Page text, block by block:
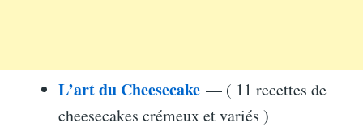
L’art du Cheesecake — ( 11 recettes de
cheesecakes crémeux et variés )